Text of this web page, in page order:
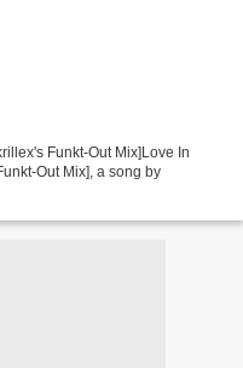
Funkt-Out Mix]Love In
Out Mix], a song by